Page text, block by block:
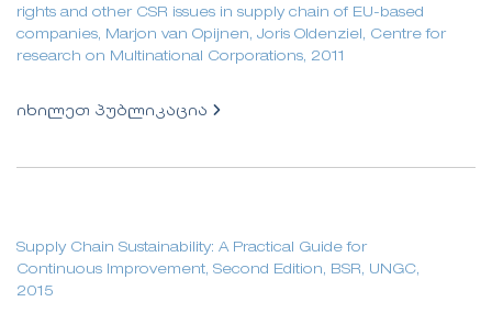
rights and other CSR issues in supply chain of EU-based
companies, Marjon van Opijnen, Joris Oldenziel, Centre for
research on Multinational Corporations, 2011
იხილეთ პუბლიკაცია
Supply Chain Sustainability: A Practical Guide for
Continuous Improvement, Second Edition, BSR, UNGC,
2015